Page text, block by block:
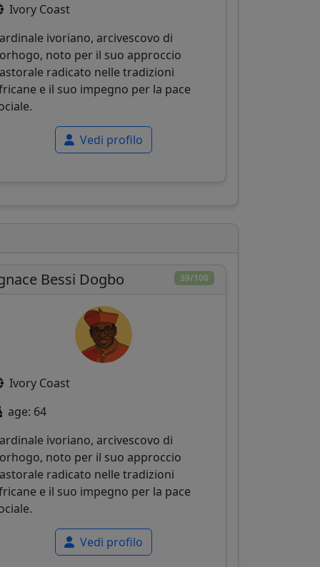
Ivory Coast
ivoriano, arcivescovo di
noto per il suo approccio
radicato nelle tradizioni
e il suo impegno per la pace
Vedi profilo
39/100
Bessi Dogbo
Ivory Coast
age: 64
ivoriano, arcivescovo di
noto per il suo approccio
radicato nelle tradizioni
e il suo impegno per la pace
Vedi profilo